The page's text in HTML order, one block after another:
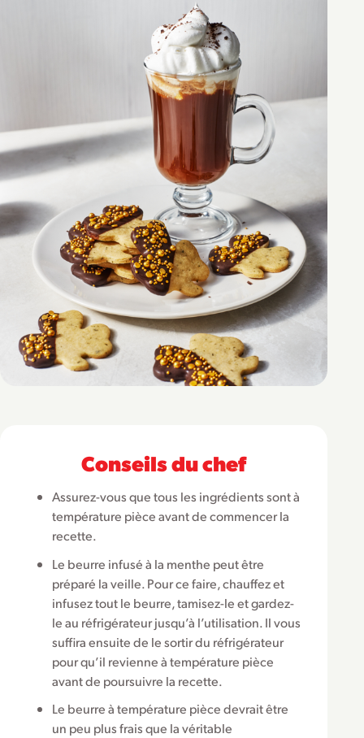
Conseils du chef
Assurez-vous que tous les ingrédients sont à
température pièce avant de commencer la
recette.
Le beurre infusé à la menthe peut être
préparé la veille. Pour ce faire, chauffez et
infusez tout le beurre, tamisez-le et gardez-
le au réfrigérateur jusqu’à l’utilisation. Il vous
suffira ensuite de le sortir du réfrigérateur
pour qu’il revienne à température pièce
avant de poursuivre la recette.
Le beurre à température pièce devrait être
un peu plus frais que la véritable